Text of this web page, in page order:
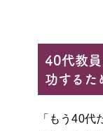
40代教
功するた
「もう40代